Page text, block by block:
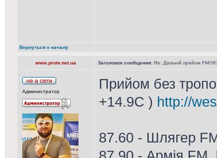
Вернуться к началу
www.protv.net.ua Заголовок сообщения: Re: Дальній прийом FM/
Администратор
Прийом без
+14.9С ) http://
87.60 - Шлягер